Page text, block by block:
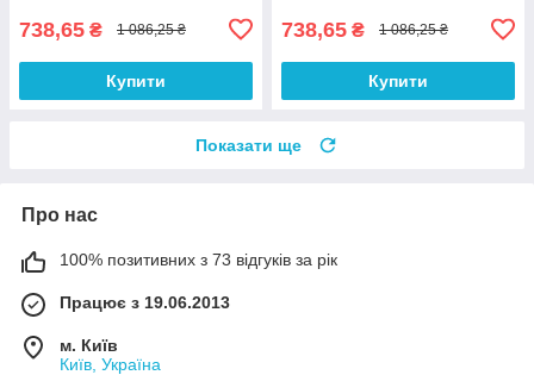
738,65 ₴ 1 086,25 ₴
Купити
738,65 ₴ 1 086,25 ₴
Купити
Показати ще
Про нас
100% позитивних з 73 відгуків за рік
Працює з 19.06.2013
м. Київ
Київ, Україна